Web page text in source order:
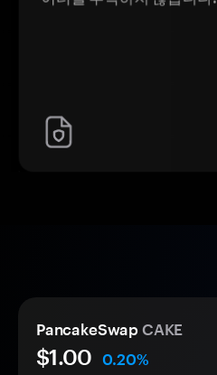
PancakeSwap CAKE
$1.00
0.20%